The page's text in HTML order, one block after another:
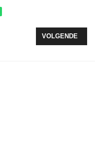
ZEEWOLDE
VOLGENDE
VOLGENDE